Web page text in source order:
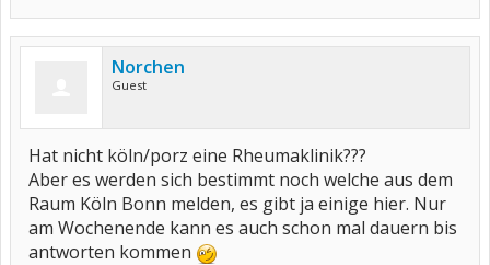
Norchen
Guest
Hat nicht köln/porz eine Rheumaklinik???
Aber es werden sich bestimmt noch welche aus dem
Raum Köln Bonn melden, es gibt ja einige hier. Nur
am Wochenende kann es auch schon mal dauern bis
antworten kommen